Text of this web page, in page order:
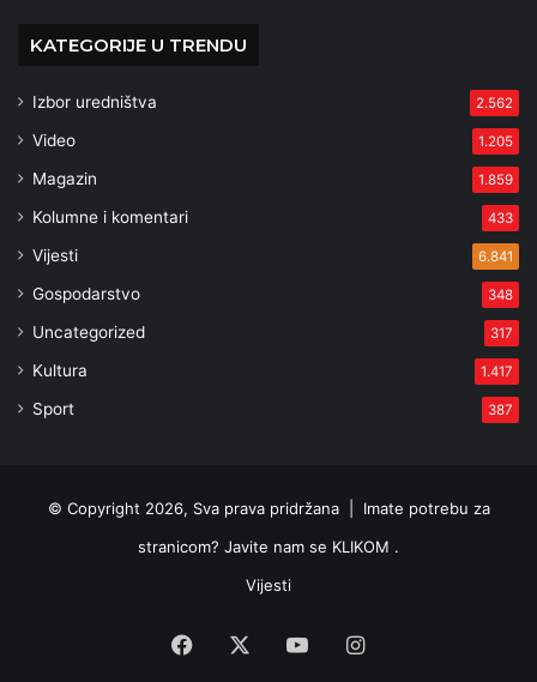
KATEGORIJE U TRENDU
Izbor uredništva 2.562
Video 1.205
Magazin 1.859
Kolumne i komentari 433
Vijesti 6.841
Gospodarstvo 348
Uncategorized 317
Kultura 1.417
Sport 387
© Copyright 2026, Sva prava pridržana | Imate potrebu za
stranicom? Javite nam se KLIKOM .
Vijesti
Facebook YouTubeInstagram